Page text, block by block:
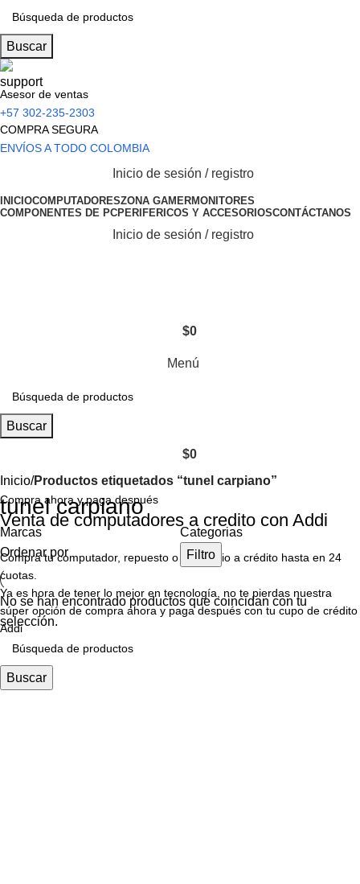
Buscar
Asesor de ventas
+57 302-235-2303
COMPRA SEGURA
ENVÍOS A TODO COLOMBIA
Inicio de sesión / registro
INICIOCOMPUTADORESZONA GAMERMONITORES
COMPONENTES DE PCPERIFERICOS Y ACCESORIOSCONTÁCTANOS
Inicio de sesión / registro
$0
Menú
Buscar
$0
Inicio Productos etiquetados “tunel carpiano”
Compra ahora y paga después
Venta de computadores a credito con Addi
Compra tu computador, repuesto o accesorio a crédito hasta en 24
cuotas.
Ya es hora de tener lo mejor en tecnología, no te pierdas nuestra
súper opción de compra ahora y paga después con tu cupo de crédito
Addi
tunel carpiano
Marcas
Categorias
Ordenar por
Filtro
No se han encontrado productos que coincidan con tu
selección.
Buscar